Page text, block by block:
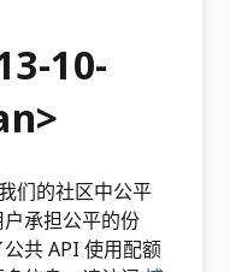
10-
们的社区中公平
承担公平的份
共 API 使用配额